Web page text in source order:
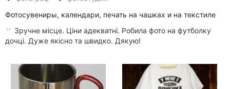
Фотосувениры, календари, печать на чашках и на текстиле
Зручне місце. Ціни адекватні. Робила фото на футболку
дочці. Дуже якісно та швидко. Дякую!